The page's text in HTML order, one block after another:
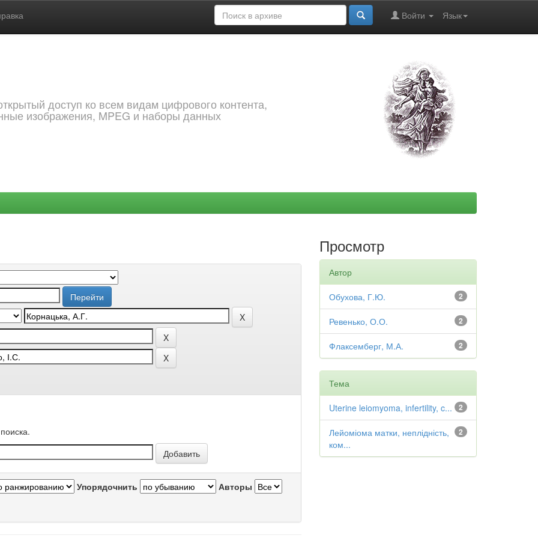
Язык
Войти
доступ ко всем видам цифрового контента,
изображения, MPEG и наборы данных
Упорядочнить Авторы
Просмотр
Автор
2
Обухова, Г.Ю.
2
Ревенько, О.О.
2
Флаксемберг, М.А.
Тема
2
Uterine leiomyoma, infertility, c...
2
Лейоміома матки, неплідність,
ком...